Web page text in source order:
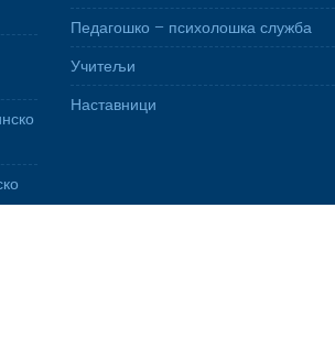
Педагошко – психолошка служба
Учитељи
Наставници